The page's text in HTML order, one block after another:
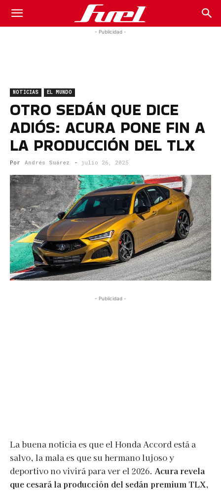
Fuel
Magazine
- Publicidad -
NOTICIAS EL MUNDO
OTRO SEDÁN QUE DICE
ADIÓS: ACURA PONE FIN A
LA PRODUCCIÓN DEL TLX
Por Andrés Suárez - julio 26, 2025
- Publicidad -
La buena noticia es que el Honda Accord está a
salvo, la mala es que su hermano lujoso y
deportivo no vivirá para ver el 2026. Acura revela
que cesará la producción del sedán premium TLX,